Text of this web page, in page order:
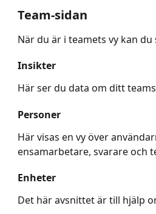
Team-sidan
När du är i teamets vy kan
Insikter
Här ser du data om ditt
Personer
Här visas en vy över
ensamarbetare, svarare och
Enheter
Det här avsnittet är till hjälp